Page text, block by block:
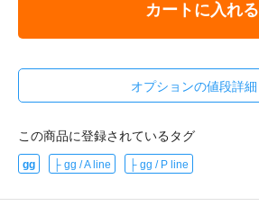
カートに入れる
オプションの値段詳細
この商品に登録されているタグ
gg ├ gg / A line ├ gg / P line